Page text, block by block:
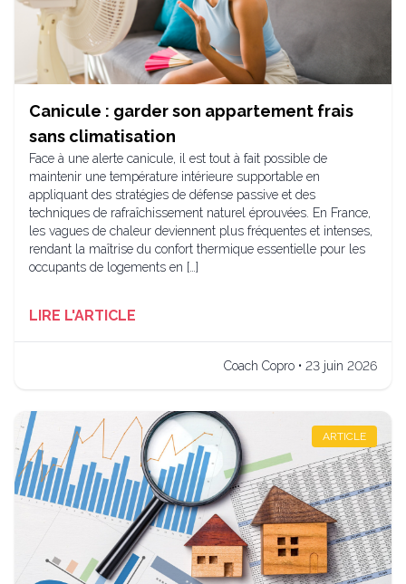
Canicule : garder son appartement frais
sans climatisation
Face à une alerte canicule, il est tout à fait possible de
maintenir une température intérieure supportable en
appliquant des stratégies de défense passive et des
techniques de rafraîchissement naturel éprouvées. En France,
les vagues de chaleur deviennent plus fréquentes et intenses,
rendant la maîtrise du confort thermique essentielle pour les
occupants de logements en […]
LIRE L'ARTICLE
Coach Copro • 23 juin 2026
ARTICLE